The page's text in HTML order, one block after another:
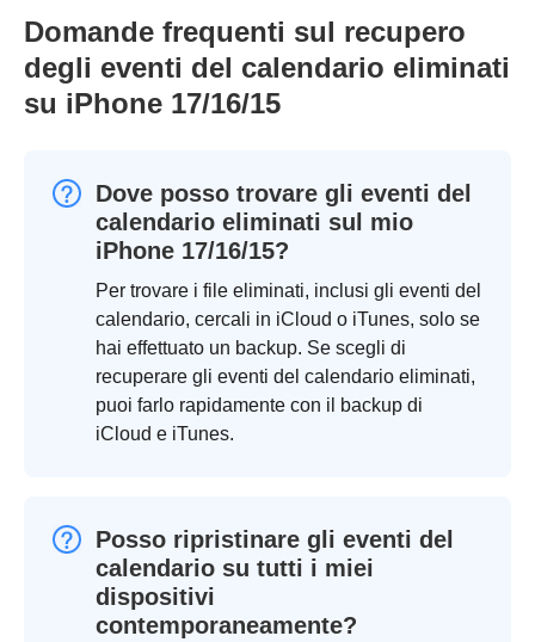
Domande frequenti sul recupero
degli eventi del calendario eliminati
su iPhone 17/16/15
Dove posso trovare gli eventi del
calendario eliminati sul mio
iPhone 17/16/15?
Per trovare i file eliminati, inclusi gli eventi del
calendario, cercali in iCloud o iTunes, solo se
hai effettuato un backup. Se scegli di
recuperare gli eventi del calendario eliminati,
puoi farlo rapidamente con il backup di
iCloud e iTunes.
Posso ripristinare gli eventi del
calendario su tutti i miei
dispositivi
contemporaneamente?